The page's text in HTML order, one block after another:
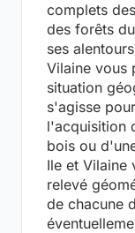
complets
des forêts
ses
Vilaine vous
situation
s'agisse
l'acquisition
bois ou
Ile et Vilaine
relevé
de chacune